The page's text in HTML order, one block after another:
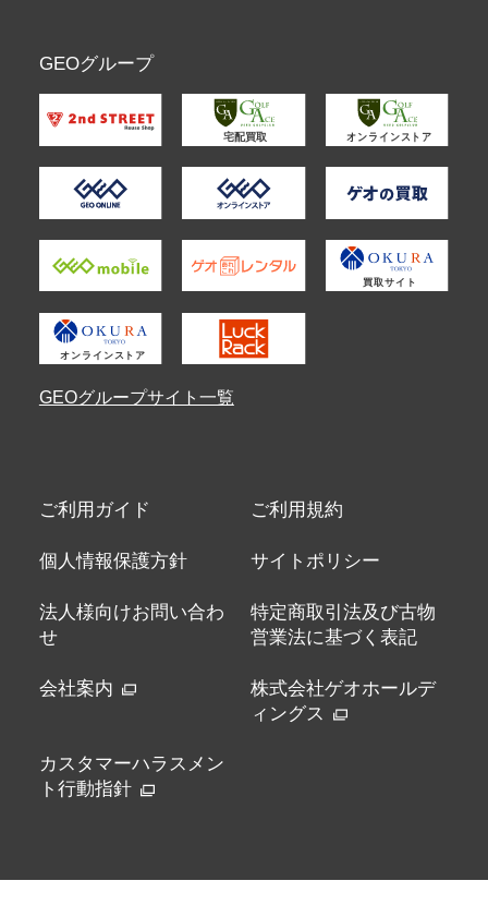
GEOグループ
GEOグループサイト一覧
ご利用ガイド ご利用規約
個人情報保護方針 サイトポリシー
法人様向けお問い合わ
せ
特定商取引法及び古物
営業法に基づく表記
会社案内
株式会社ゲオホールデ
ィングス
カスタマーハラスメン
ト行動指針